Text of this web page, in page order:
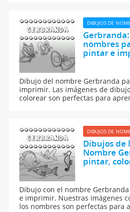
DIBUJOS DE
nombres
pintar e
Dibujo del nombre Gerbranda
imprimir. Las imágenes de
colorear son perfectas para
DIBUJOS DE
Dibujos de
Nombre
pintar,
Dibujo con el nombre
e imprimir. Nuestras imágenes
los nombres son perfectas para